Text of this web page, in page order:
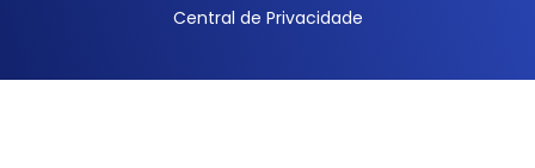
Central de Privacidade